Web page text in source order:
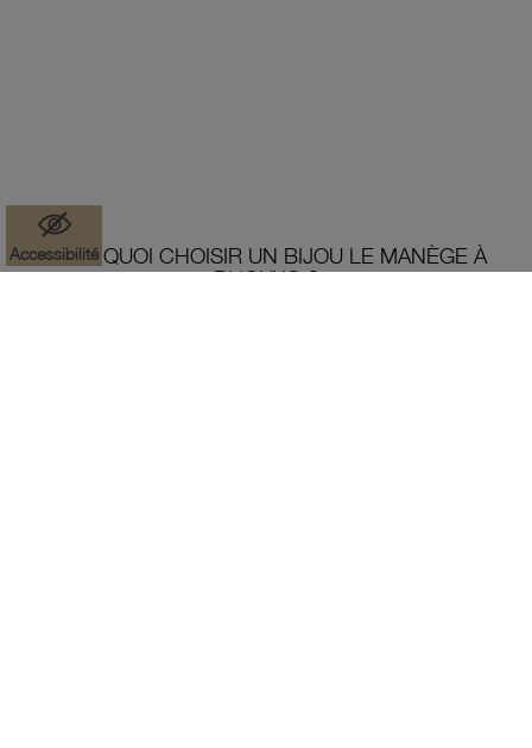
POURQUOI CHOISIR UN BIJOU LE MANÈGE À
BIJOUX® ?
Accessibilité